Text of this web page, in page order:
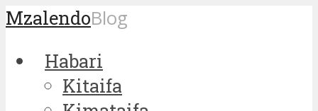
MzalendoBlog
Habari
Kitaifa